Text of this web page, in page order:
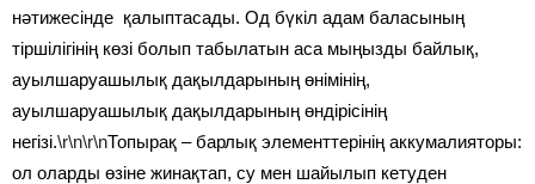
нәтижесінде қалыптасады. Од бүкіл адам баласының
тіршілігінің көзі болып табылатын аса мыңызды байлық,
ауылшаруашылық дақылдарының өнімінің,
ауылшаруашылық дақылдарының өндірісінің
негізі.\r\n\r\nТопырақ – барлық элементтерінің аккумалияторы:
ол оларды өзіне жинақтап, су мен шайылып кетуден